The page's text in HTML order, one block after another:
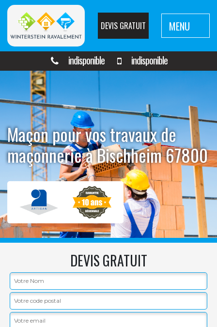
DEVIS GRATUIT MENU
indisponible indisponible
Maçon pour vos travaux de
maçonnerie à Bischheim 67800
DEVIS GRATUIT